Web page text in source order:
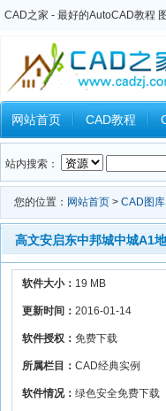
CAD之家 - 最好的AutoCAD教程
网站首页 CAD教程
Inventor教程 Ansys教程
站内搜索：
您的位置： 网站首页 > CAD图库
高文安启东中邦城中城A1
软件大小： 19 MB
更新时间： 2016-01-14
软件授权： 免费下载
所属栏目： CAD经典实例
软件情况： 绿色安全免费下载